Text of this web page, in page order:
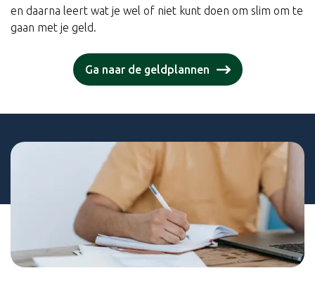
en daarna leert wat je wel of niet kunt doen om slim om te
gaan met je geld.
Ga naar de geldplannen